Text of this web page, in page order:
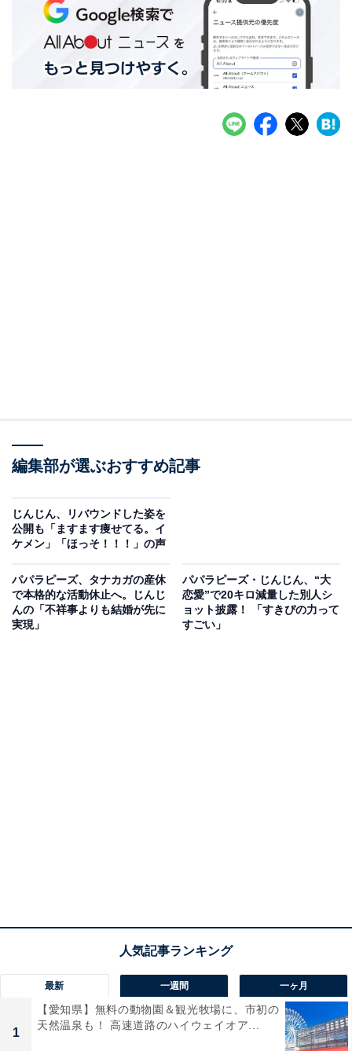
編集部が選ぶおすすめ記事
じんじん、リバウンドした姿を
公開も「ますます痩せてる。イ
ケメン」「ほっそ！！！」の声
パパラピーズ、タナカガの産休
で本格的な活動休止へ。じんじ
んの「不祥事よりも結婚が先に
実現」
パパラピーズ・じんじん、“大
恋愛”で20キロ減量した別人シ
ョット披露！ 「すきぴの力って
すごい」
最新 一週間 一ヶ月
1
【愛知県】無料の動物園＆観光牧場に、市初の
天然温泉も！ 高速道路のハイウェイオア...